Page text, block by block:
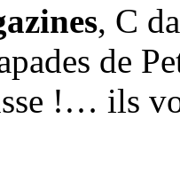
, C
de
!… ils